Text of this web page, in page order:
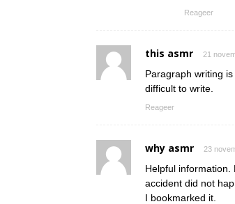
Reageer
this asmr 21
Paragraph writing
difficult to write.
Reageer
why asmr 23
Helpful
accident did not
I bookmarked it.